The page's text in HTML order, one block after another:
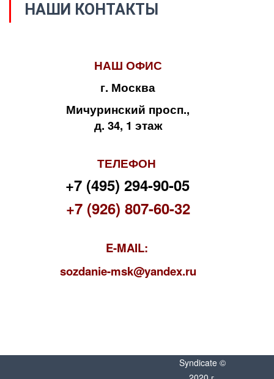
НАШИ КОНТАКТЫ
НАШ ОФИС
г. Москва
Мичуринский просп.,
д. 34, 1 этаж
ТЕЛЕФОН
+7 (495) 294-90-05
+7 (926) 807-60-32
E-MAIL:
sozdanie-msk@yandex.ru
Syndicate ©